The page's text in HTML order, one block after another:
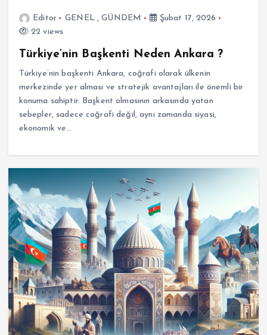
Editor GENEL,GÜNDEM
Şubat 17, 2026
22 views
Türkiye’nin Başkenti Neden Ankara ?
Türkiye’nin başkenti Ankara, coğrafi olarak ülkenin
merkezinde yer alması ve stratejik avantajları ile önemli bir
konuma sahiptir. Başkent olmasının arkasında yatan
sebepler, sadece coğrafi değil, aynı zamanda siyasi,
ekonomik ve…